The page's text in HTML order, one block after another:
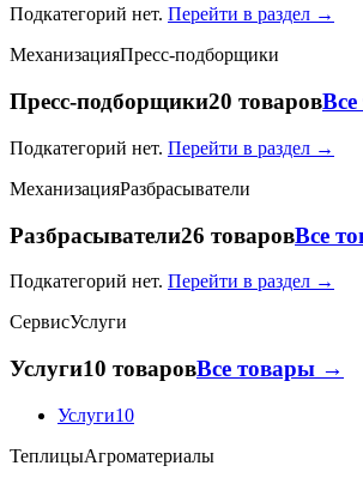
Подкатегорий нет. Перейти в раздел →
МеханизацияПресс-подборщики
Пресс-подборщики20 товаров
Подкатегорий нет. Перейти в раздел →
МеханизацияРазбрасыватели
Разбрасыватели26 товаровВсе
Подкатегорий нет. Перейти в раздел →
СервисУслуги
Услуги10 товаровВсе товары →
Услуги10
ТеплицыАгроматериалы